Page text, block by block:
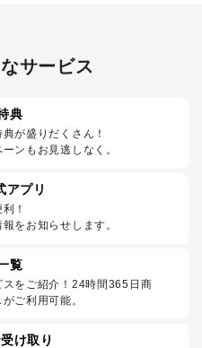
サービス
典
が盛りだくさん！
ンもお見逃しなく。
アプリ
！
をお知らせします。
覧
をご紹介！24時間365日商
ご利用可能。
け取り